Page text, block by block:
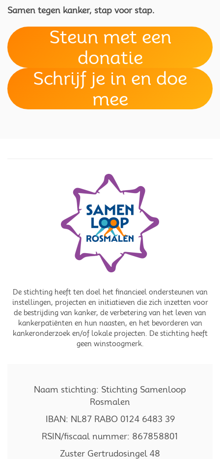
Samen tegen kanker, stap voor stap.
Steun met een
donatie
Schrijf je in en doe
mee
De stichting heeft ten doel het financieel ondersteunen van
instellingen, projecten en initiatieven die zich inzetten voor
de bestrijding van kanker, de verbetering van het leven van
kankerpatiënten en hun naasten, en het bevorderen van
kankeronderzoek en/of lokale projecten. De stichting heeft
geen winstoogmerk.
Naam stichting: Stichting Samenloop
Rosmalen
IBAN: NL87 RABO 0124 6483 39
RSIN/fiscaal nummer: 867858801
Zuster Gertrudosingel 48